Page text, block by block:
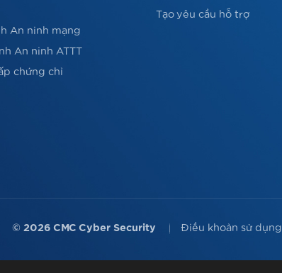
An ninh mạng
An ninh ATTT
chứng chỉ
Tạo yêu cầu hỗ trợ
© 2026 CMC Cyber Security Điều khoản sử dụng